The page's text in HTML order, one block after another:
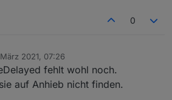
0
2021, 07:26
von
fehlt wohl noch.
auf Anhieb nicht finden.